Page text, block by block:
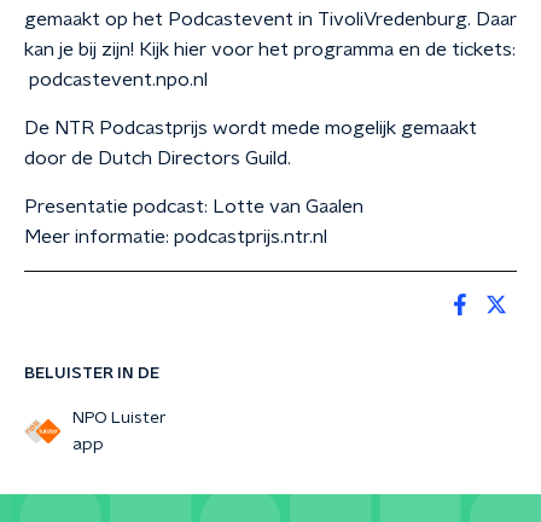
BELUISTER IN DE
NPO Luister
app
gemaakt op het Podcastevent in TivoliVredenburg. Daar
kan je bij zijn! Kijk hier voor het programma en de tickets:
podcastevent.npo.nl
De NTR Podcastprijs wordt mede mogelijk gemaakt
door de Dutch Directors Guild.
Presentatie podcast: Lotte van Gaalen
Meer informatie: podcastprijs.ntr.nl